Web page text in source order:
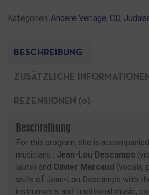
Kategorien: Andere Verlage, CD,
BESCHREIBUNG
ZUSÄTZLICHE
REZENSIONEN (0)
Beschreibung
For this program, she is
musicians : Jean-Lou Descamps
lauta) and Olivier Marcaud (vocals,
skills of Jean-Lou Descamps with
instruments and traditional music,